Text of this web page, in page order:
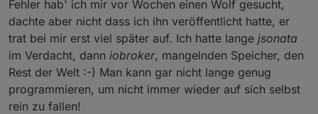
Fehler hab' ich mir vor Wochen einen Wolf gesucht,
dachte aber nicht dass ich ihn veröffentlicht hatte, er
trat bei mir erst viel später auf. Ich hatte lange jsonata
im Verdacht, dann iobroker, mangelnden Speicher, den
Rest der Welt :-) Man kann gar nicht lange genug
programmieren, um nicht immer wieder auf sich selbst
rein zu fallen!